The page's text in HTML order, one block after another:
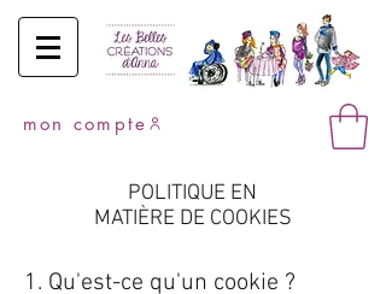
mon compte
POLITIQUE EN
MATIÈRE DE COOKIES
1. Qu'est-ce qu'un cookie ?